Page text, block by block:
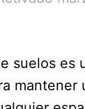
suelos es
mantener